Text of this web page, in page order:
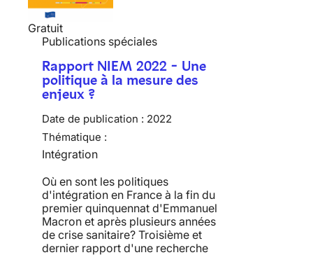
Gratuit
Publications spéciales
Rapport NIEM 2022 - Une
politique à la mesure des
enjeux ?
Date de publication : 2022
Thématique :
Intégration
Où en sont les politiques
d'intégration en France à la fin du
premier quinquennat d'Emmanuel
Macron et après plusieurs années
de crise sanitaire? Troisième et
dernier rapport d'une recherche